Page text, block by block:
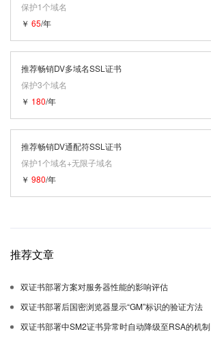
保护1个域名
￥ 65/年
推荐畅销DV多域名SSL证书
保护3个域名
￥ 180/年
推荐畅销DV通配符SSL证书
保护1个域名+无限子域名
￥ 980/年
推荐文章
双证书部署方案对服务器性能的影响评估
双证书部署后国密浏览器显示“GM”标识的验证方法
双证书部署中SM2证书异常时自动降级至RSA的机制